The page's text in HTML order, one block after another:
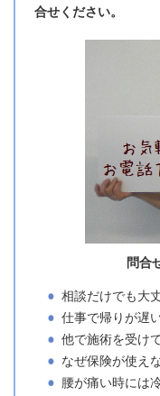
合せください。
問合
相談だけでも大
仕事で帰りが遅
他で施術を受け
なぜ保険が使え
腰が痛い時には